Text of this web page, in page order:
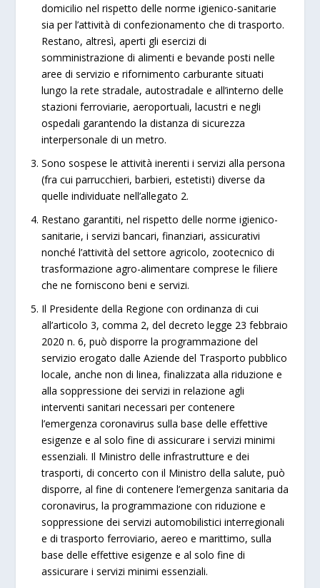
domicilio nel rispetto delle norme igienico-sanitarie
sia per l’attività di confezionamento che di trasporto.
Restano, altresì, aperti gli esercizi di
somministrazione di alimenti e bevande posti nelle
aree di servizio e rifornimento carburante situati
lungo la rete stradale, autostradale e all’interno delle
stazioni ferroviarie, aeroportuali, lacustri e negli
ospedali garantendo la distanza di sicurezza
interpersonale di un metro.
Sono sospese le attività inerenti i servizi alla persona
(fra cui parrucchieri, barbieri, estetisti) diverse da
quelle individuate nell’allegato 2.
Restano garantiti, nel rispetto delle norme igienico-
sanitarie, i servizi bancari, finanziari, assicurativi
nonché l’attività del settore agricolo, zootecnico di
trasformazione agro-alimentare comprese le filiere
che ne forniscono beni e servizi.
Il Presidente della Regione con ordinanza di cui
all’articolo 3, comma 2, del decreto legge 23 febbraio
2020 n. 6, può disporre la programmazione del
servizio erogato dalle Aziende del Trasporto pubblico
locale, anche non di linea, finalizzata alla riduzione e
alla soppressione dei servizi in relazione agli
interventi sanitari necessari per contenere
l’emergenza coronavirus sulla base delle effettive
esigenze e al solo fine di assicurare i servizi minimi
essenziali. Il Ministro delle infrastrutture e dei
trasporti, di concerto con il Ministro della salute, può
disporre, al fine di contenere l’emergenza sanitaria da
coronavirus, la programmazione con riduzione e
soppressione dei servizi automobilistici interregionali
e di trasporto ferroviario, aereo e marittimo, sulla
base delle effettive esigenze e al solo fine di
assicurare i servizi minimi essenziali.